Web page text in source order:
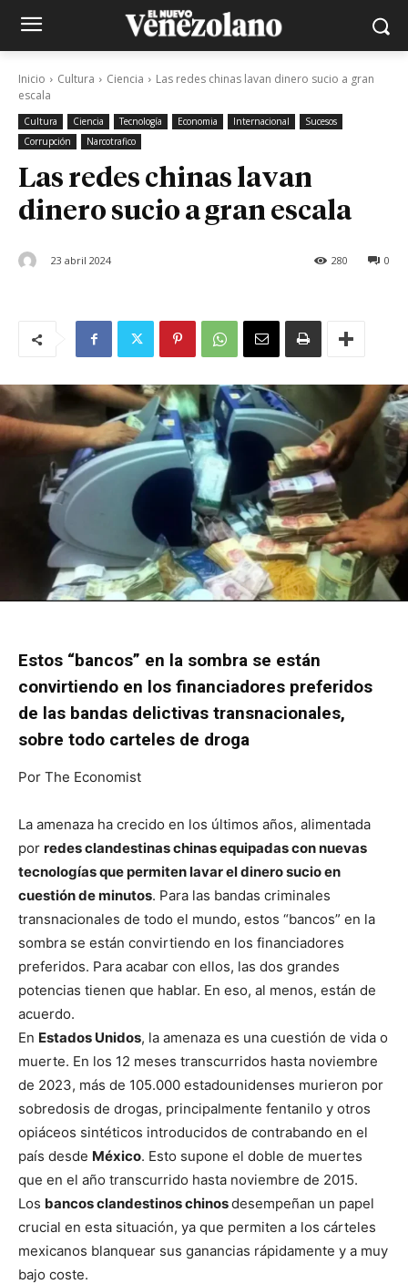
Inicio Cultura Ciencia
Las redes chinas lavan dinero sucio a gran
escala
Cultura Ciencia Tecnología Economia Internacional
Sucesos
Corrupción
Narcotrafico
Las redes chinas lavan
dinero sucio a gran escala
23 abril 2024 0
280
Estos “bancos” en la sombra se están
convirtiendo en los financiadores preferidos
de las bandas delictivas transnacionales,
sobre todo carteles de droga
Por The Economist
La amenaza ha crecido en los últimos años, alimentada
por redes clandestinas chinas equipadas con nuevas
tecnologías que permiten lavar el dinero sucio en
cuestión de minutos. Para las bandas criminales
transnacionales de todo el mundo, estos “bancos” en la
sombra se están convirtiendo en los financiadores
preferidos. Para acabar con ellos, las dos grandes
potencias tienen que hablar. En eso, al menos, están de
acuerdo.
En Estados Unidos, la amenaza es una cuestión de vida o
muerte. En los 12 meses transcurridos hasta noviembre
de 2023, más de 105.000 estadounidenses murieron por
sobredosis de drogas, principalmente fentanilo y otros
opiáceos sintéticos introducidos de contrabando en el
país desde México. Esto supone el doble de muertes
que en el año transcurrido hasta noviembre de 2015.
Los bancos clandestinos chinosdesempeñan un papel
crucial en esta situación, ya que permiten a los cárteles
mexicanos blanquear sus ganancias rápidamente y a muy
bajo coste.